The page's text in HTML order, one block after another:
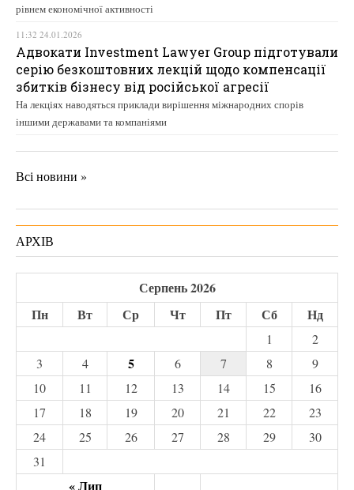
рівнем економічної активності
11:32 24.01.2026
Адвокати Investment Lawyer Group підготували
серію безкоштовних лекцій щодо компенсації
збитків бізнесу від російської агресії
На лекціях наводяться приклади вирішення міжнародних спорів
іншими державами та компаніями
Всі новини »
АРХІВ
Серпень 2026
Пн
Вт Ср Чт Пт Сб Нд
« Лип
1
2
3
4 5 6 7 8
9
10
11 12 13 14 15
16
17
18 19 20 21 22
23
24
25 26 27 28 29
30
31